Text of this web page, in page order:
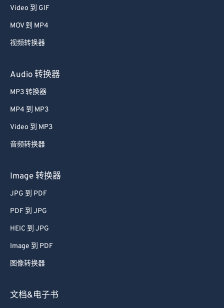
Video 到 GIF
MOV 到 MP4
视频转换器
Audio 转换器
MP3 转换器
MP4 到 MP3
Video 到 MP3
音频转换器
Image 转换器
JPG 到 PDF
PDF 到 JPG
HEIC 到 JPG
Image 到 PDF
图像转换器
文档&电子书